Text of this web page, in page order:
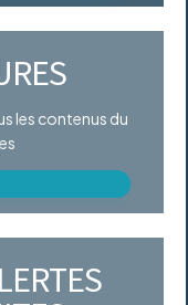
les contenus du